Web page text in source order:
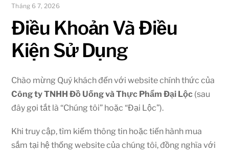
Tháng 6 7, 2026
Điều Khoản Và Điều
Kiện Sử Dụng
Chào mừng Quý khách đến với website chính thức của
Công ty TNHH Đồ Uống và Thực Phẩm Đại Lộc (sau
đây gọi tắt là “Chúng tôi” hoặc “Đại Lộc”).
Khi truy cập, tìm kiếm thông tin hoặc tiến hành mua
sắm tại hệ thống website của chúng tôi, đồng nghĩa với